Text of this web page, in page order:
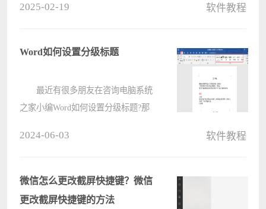
绍Steam注册账号入口在哪？Steam账
2025-02-19 软件教程
Word如何设置分级标题
最近有很多朋友在咨询电脑系统
之家小编Word如何设置分级标题?那
要的朋友哦。 第一步，打开
word????
2024-06-03 软件教程
微信怎么更改截屏快捷键？微信
更改截屏快捷键的方法